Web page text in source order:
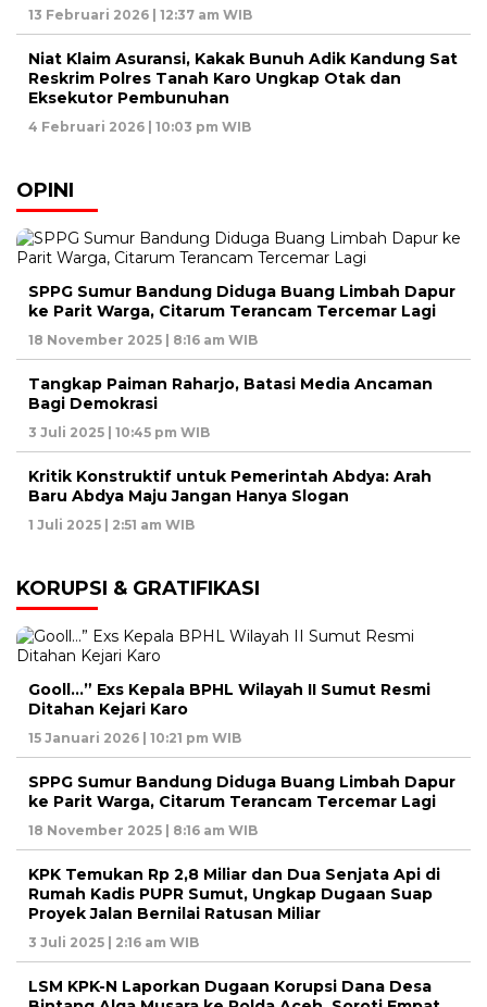
13 Februari 2026 | 12:37 am WIB
Niat Klaim Asuransi, Kakak Bunuh Adik Kandung Sat
Reskrim Polres Tanah Karo Ungkap Otak dan
Eksekutor Pembunuhan
4 Februari 2026 | 10:03 pm WIB
OPINI
SPPG Sumur Bandung Diduga Buang Limbah Dapur
ke Parit Warga, Citarum Terancam Tercemar Lagi
18 November 2025 | 8:16 am WIB
Tangkap Paiman Raharjo, Batasi Media Ancaman
Bagi Demokrasi
3 Juli 2025 | 10:45 pm WIB
Kritik Konstruktif untuk Pemerintah Abdya: Arah
Baru Abdya Maju Jangan Hanya Slogan
1 Juli 2025 | 2:51 am WIB
KORUPSI & GRATIFIKASI
Gooll…” Exs Kepala BPHL Wilayah II Sumut Resmi
Ditahan Kejari Karo
15 Januari 2026 | 10:21 pm WIB
SPPG Sumur Bandung Diduga Buang Limbah Dapur
ke Parit Warga, Citarum Terancam Tercemar Lagi
18 November 2025 | 8:16 am WIB
KPK Temukan Rp 2,8 Miliar dan Dua Senjata Api di
Rumah Kadis PUPR Sumut, Ungkap Dugaan Suap
Proyek Jalan Bernilai Ratusan Miliar
3 Juli 2025 | 2:16 am WIB
LSM KPK-N Laporkan Dugaan Korupsi Dana Desa